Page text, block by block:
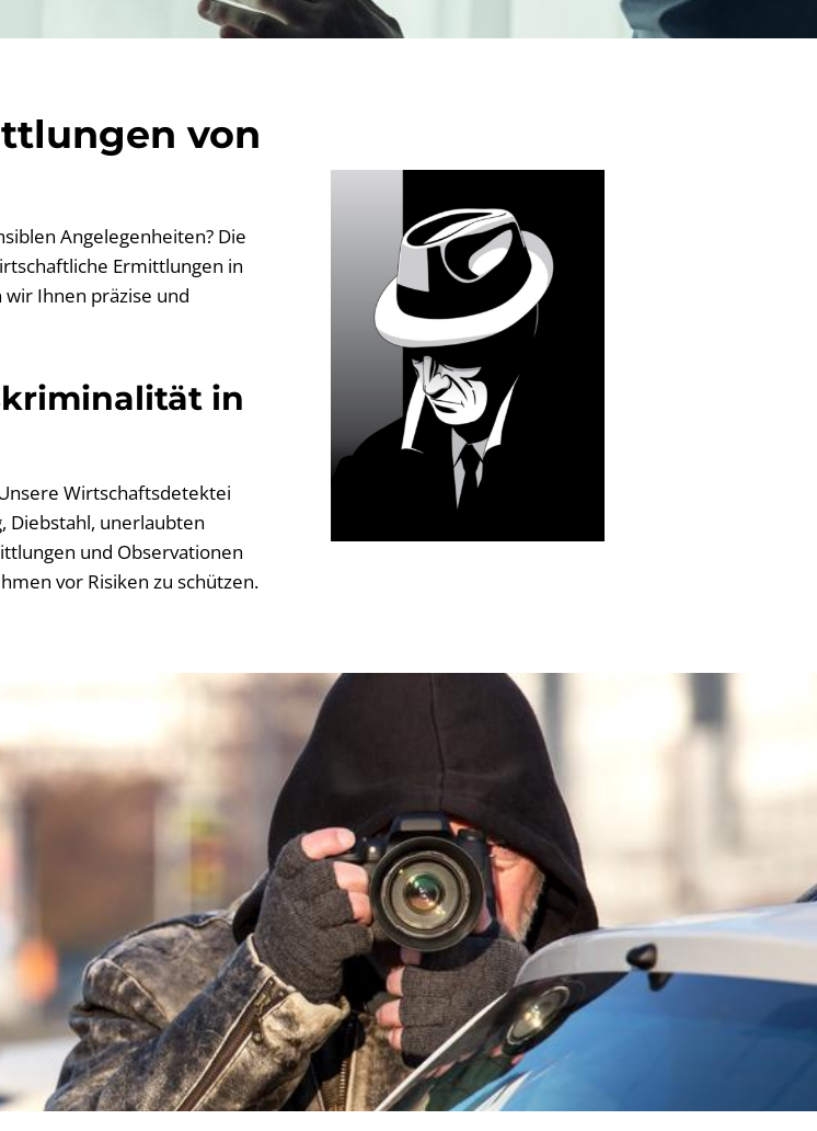
von
Angelegenheiten? Die
Ermittlungen in
Ihnen präzise und
in
Wirtschaftsdetektei
Diebstahl, unerlaubten
und Observationen
vor Risiken zu schützen.